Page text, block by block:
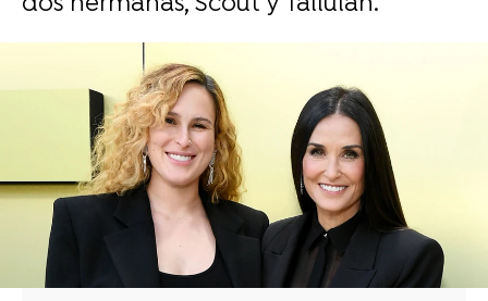
La reacción de Demi Moore, que ya es
abuela, al ver esta foto de su nieta
La foto de Demi Moore y Bruce Willis cuando
eran pareja que ha compartido la actual mujer
del actor: "Me gustaban"